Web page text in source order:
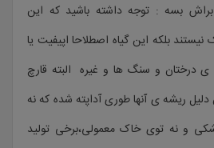
بسه : توجه داشته باشید که این
بلکه این گیاه اصطلاحا اپیفیت یا
درختان و سنگ ها و غیره البته قارچ
ریشه ی آنها طوری آداپته شده که نه
و نه توی خاک معمولی،برخی تولید